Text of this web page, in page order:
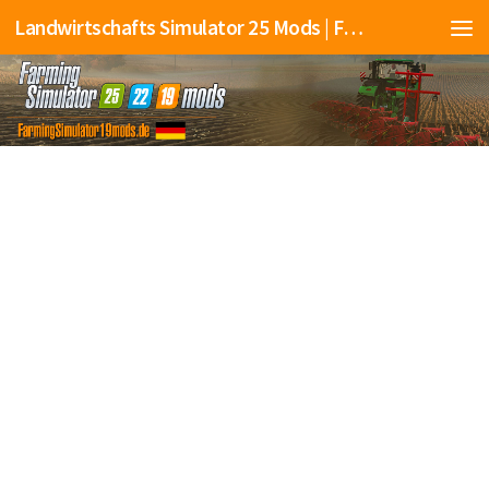
Landwirtschafts Simulator 25 Mods | Farming Simulator 25 Mods | FS25 Mods